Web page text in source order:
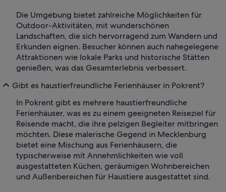
Die Umgebung bietet zahlreiche Möglichkeiten für
Outdoor-Aktivitäten, mit wunderschönen
Landschaften, die sich hervorragend zum Wandern und
Erkunden eignen. Besucher können auch nahegelegene
Attraktionen wie lokale Parks und historische Stätten
genießen, was das Gesamterlebnis verbessert.
Gibt es haustierfreundliche Ferienhäuser in Pokrent?
In Pokrent gibt es mehrere haustierfreundliche
Ferienhäuser, was es zu einem geeigneten Reiseziel für
Reisende macht, die ihre pelzigen Begleiter mitbringen
möchten. Diese malerische Gegend in Mecklenburg
bietet eine Mischung aus Ferienhäusern, die
typischerweise mit Annehmlichkeiten wie voll
ausgestatteten Küchen, geräumigen Wohnbereichen
und Außenbereichen für Haustiere ausgestattet sind.